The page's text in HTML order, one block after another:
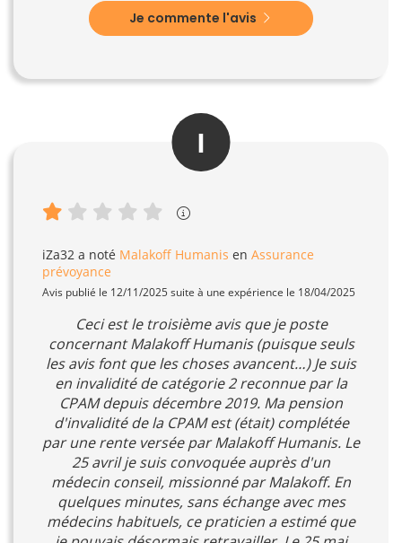
Je commente l'avis
I
iZa32 a noté Malakoff Humanis en Assurance
prévoyance
Avis publié le 12/11/2025 suite à une expérience le 18/04/2025
Ceci est le troisième avis que je poste
concernant Malakoff Humanis (puisque seuls
les avis font que les choses avancent…) Je suis
en invalidité de catégorie 2 reconnue par la
CPAM depuis décembre 2019. Ma pension
d'invalidité de la CPAM est (était) complétée
par une rente versée par Malakoff Humanis. Le
25 avril je suis convoquée auprès d'un
médecin conseil, missionné par Malakoff. En
quelques minutes, sans échange avec mes
médecins habituels, ce praticien a estimé que